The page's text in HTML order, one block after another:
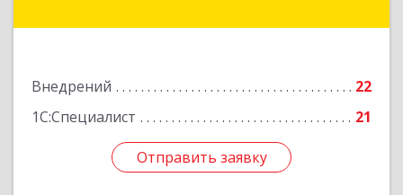
Внедрений
22
1С:Специалист
21
Отправить заявку
Подробнее
Отправить заявку